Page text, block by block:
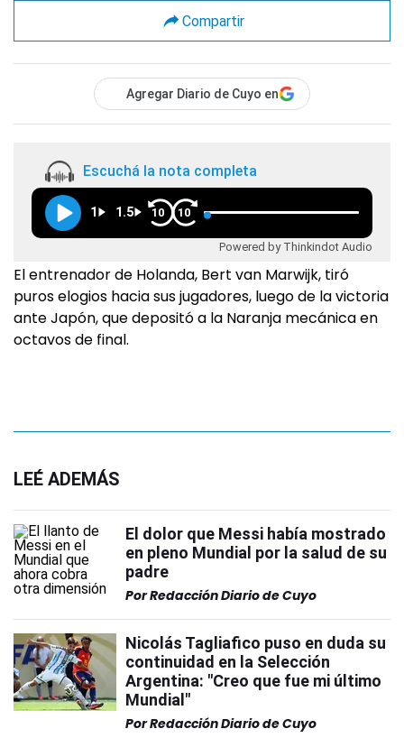
Compartir
Agregar Diario de Cuyo en
Escuchá la nota completa
1 1.5 10 10
Powered by Thinkindot Audio
El entrenador de Holanda, Bert van Marwijk, tiró
puros elogios hacia sus jugadores, luego de la victoria
ante Japón, que depositó a la Naranja mecánica en
octavos de final.
LEÉ ADEMÁS
El dolor que Messi había mostrado
en pleno Mundial por la salud de su
padre
PorRedacción Diario de Cuyo
Nicolás Tagliafico puso en duda su
continuidad en la Selección
Argentina: "Creo que fue mi último
Mundial"
PorRedacción Diario de Cuyo